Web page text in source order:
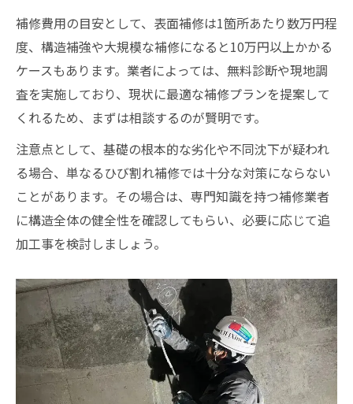
補修費用の目安として、表面補修は1箇所あたり数万円程
度、構造補強や大規模な補修になると10万円以上かかる
ケースもあります。業者によっては、無料診断や現地調
査を実施しており、現状に最適な補修プランを提案して
くれるため、まずは相談するのが賢明です。
注意点として、基礎の根本的な劣化や不同沈下が疑われ
る場合、単なるひび割れ補修では十分な対策にならない
ことがあります。その場合は、専門知識を持つ補修業者
に構造全体の健全性を確認してもらい、必要に応じて追
加工事を検討しましょう。